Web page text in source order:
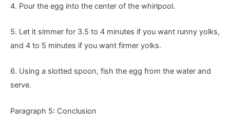
4. Pour the egg into the center of the whirlpool.
5. Let it simmer for 3.5 to 4 minutes if you want runny yolks,
and 4 to 5 minutes if you want firmer yolks.
6. Using a slotted spoon, fish the egg from the water and
serve.
Paragraph 5: Conclusion